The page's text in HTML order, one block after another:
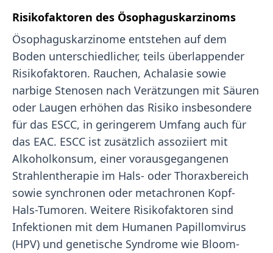
Risikofaktoren des Ösophaguskarzinoms
Ösophaguskarzinome entstehen auf dem
Boden unterschiedlicher, teils überlappender
Risikofaktoren. Rauchen, Achalasie sowie
narbige Stenosen nach Verätzungen mit Säuren
oder Laugen erhöhen das Risiko insbesondere
für das ESCC, in geringerem Umfang auch für
das EAC. ESCC ist zusätzlich assoziiert mit
Alkoholkonsum, einer vorausgegangenen
Strahlentherapie im Hals- oder Thoraxbereich
sowie synchronen oder metachronen Kopf-
Hals-Tumoren. Weitere Risikofaktoren sind
Infektionen mit dem Humanen Papillomvirus
(HPV) und genetische Syndrome wie Bloom-